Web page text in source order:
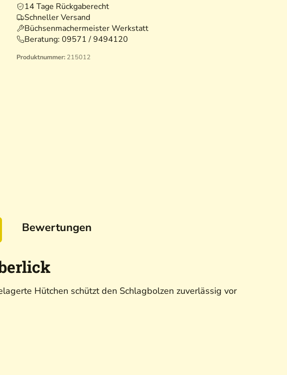
14 Tage Rückgaberecht
Schneller Versand
Büchsenmachermeister Werkstatt
Beratung: 09571 / 9494120
Produktnummer: 215012
Bewertungen
Hütchen schützt den Schlagbolzen zuverlässig vor